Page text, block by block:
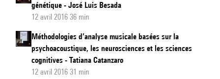
génétique - José Luis Besada
12 avril 2016 36 min
Méthodologies d’analyse musicale basées sur la
psychoacoustique, les neurosciences et les sciences
cognitives - Tatiana Catanzaro
12 avril 2016 31 min